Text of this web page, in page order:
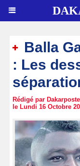
Balla
: Les
Rédigé par
le Lundi 16 Octobre